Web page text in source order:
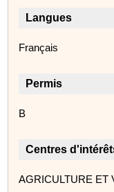
Langues
Français
Permis
B
Centres
AGRICULTURE ET